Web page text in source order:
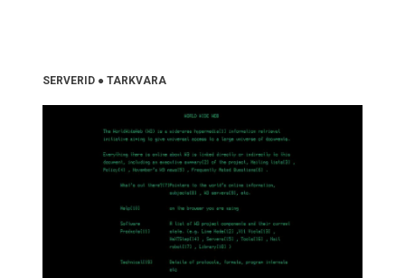
SERVERID ● TARKVARA